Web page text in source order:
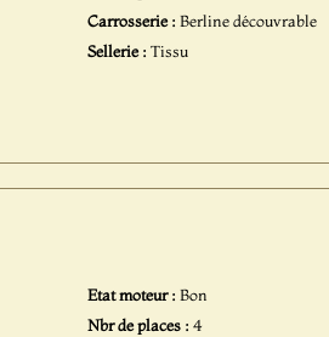
Carrosserie :Berline découvrable
Sellerie :Tissu
Etat moteur :Bon
Nbr de places :4